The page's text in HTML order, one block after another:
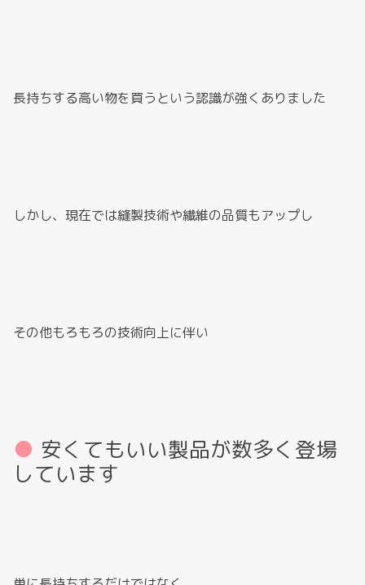
長持ちする高い物を買うという認識が強くありました
しかし、現在では縫製技術や繊維の品質もアップし
その他もろもろの技術向上に伴い
安くてもいい製品が数多く登場
しています